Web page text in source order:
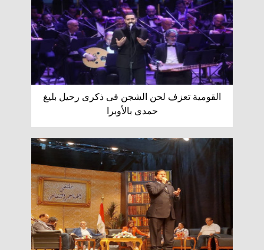
القومية تعزف لحن الشجن فى ذكرى رحيل بليغ
حمدى بالأوبرا